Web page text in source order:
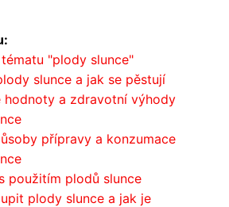
"plody slunce"
slunce a jak se pěstují
hodnoty a zdravotní výhody
přípravy a konzumace
použitím plodů slunce
plody slunce a jak je